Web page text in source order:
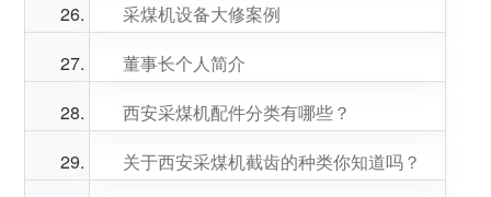
采煤机设备大修案例
董事长个人简介
西安采煤机配件分类有哪些？
关于西安采煤机截齿的种类你知道吗？